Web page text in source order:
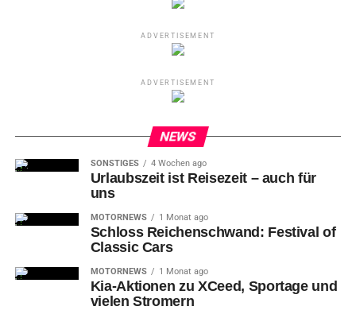
ADVERTISEMENT
ADVERTISEMENT
NEWS
SONSTIGES 4 Wochen ago
Urlaubszeit ist Reisezeit – auch für
uns
MOTORNEWS 1 Monat ago
Schloss Reichenschwand: Festival of
Classic Cars
MOTORNEWS 1 Monat ago
Kia-Aktionen zu XCeed, Sportage und
vielen Stromern